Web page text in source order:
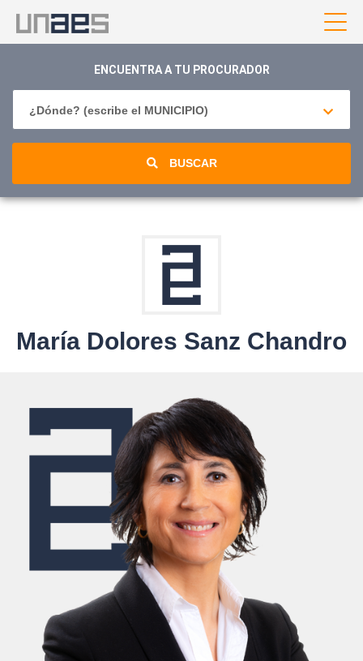
ENCUENTRA A TU PROCURADOR
¿Dónde? (escribe el MUNICIPIO)
BUSCAR
María Dolores Sanz Chandro